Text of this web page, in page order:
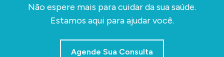
Não espere mais para cuidar da sua saúde.
Estamos aqui para ajudar você.
Agende Sua Consulta